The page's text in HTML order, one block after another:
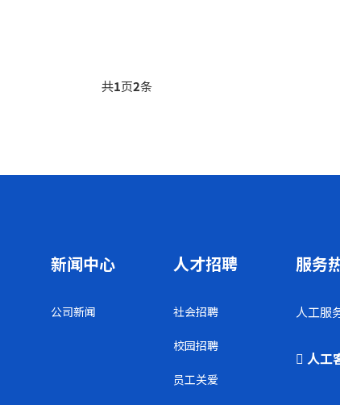
共1页2条
新闻中心
公司新闻
人才招聘
社会招聘
校园招聘
员工关爱
服务
人工服
人工